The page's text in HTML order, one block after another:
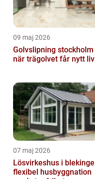
09 maj 2026
Golvslipning stockholm
när trägolvet får nytt liv
07 maj 2026
Lösvirkeshus i blekinge
flexibel husbyggnation